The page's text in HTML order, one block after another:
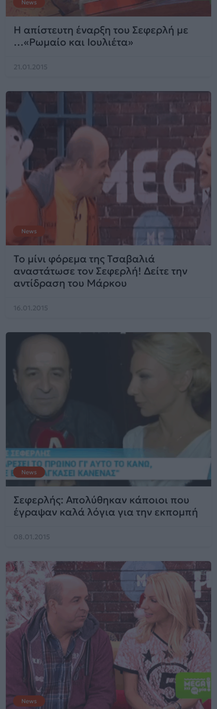
News
H απίστευτη έναρξη του Σεφερλή με
…«Ρωμαίο και Ιουλιέτα»
21.01.2015
News
Το μίνι φόρεμα της Τσαβαλιά
αναστάτωσε τον Σεφερλή! Δείτε την
αντίδραση του Μάρκου
16.01.2015
News
Σεφερλής: Απολύθηκαν κάποιοι που
έγραψαν καλά λόγια για την εκπομπή
08.01.2015
News